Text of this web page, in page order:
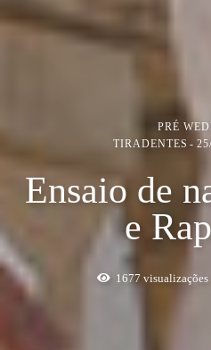
PRÉ
TIRADENTES
Ensaio de
e
1677 visualizações